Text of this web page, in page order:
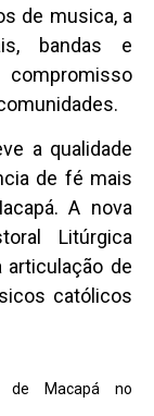
de musica, a
bandas e
a qualidade
de fé mais
A nova
Litúrgica
articulação de
católicos
de Macapá no